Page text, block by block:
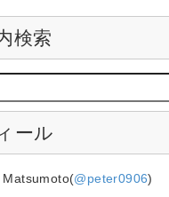
検索
ール
Matsumoto(@peter0906)